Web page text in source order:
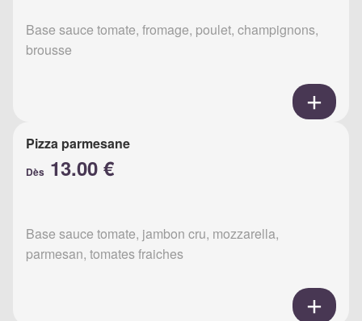
Base sauce tomate, fromage, poulet, champignons,
brousse
Pizza parmesane
Dès 13.00 €
Base sauce tomate, jambon cru, mozzarella,
parmesan, tomates fraiches